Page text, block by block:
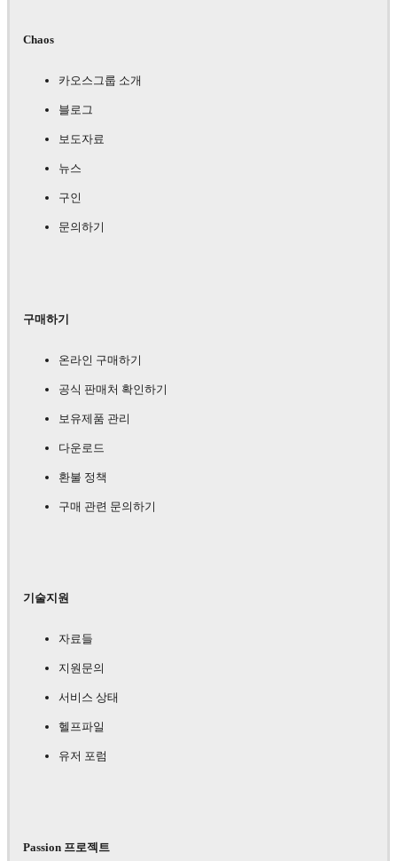
Chaos
카오스그룹 소개
블로그
보도자료
뉴스
구인
문의하기
구매하기
온라인 구매하기
공식 판매처 확인하기
보유제품 관리
다운로드
환불 정책
구매 관련 문의하기
기술지원
자료들
지원문의
서비스 상태
헬프파일
유저 포럼
Passion 프로젝트